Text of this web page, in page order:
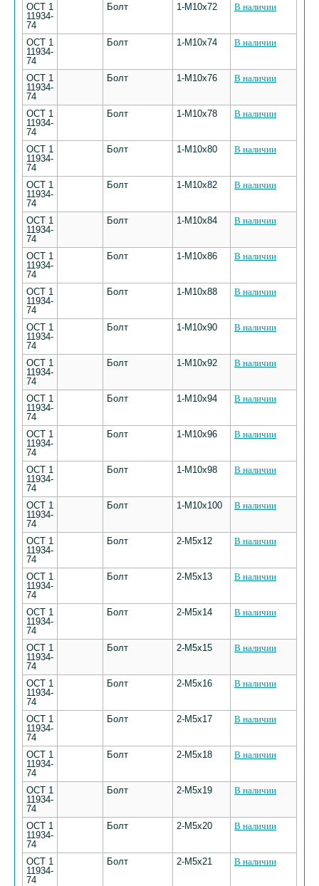
ОСТ 1
11934-
74
Болт 1-М10х72 В наличии
ОСТ 1
11934-
74
Болт 1-М10х74 В наличии
ОСТ 1
11934-
74
Болт 1-М10х76 В наличии
ОСТ 1
11934-
74
Болт 1-М10х78 В наличии
ОСТ 1
11934-
74
Болт 1-М10х80 В наличии
ОСТ 1
11934-
74
Болт 1-М10х82 В наличии
ОСТ 1
11934-
74
Болт 1-М10х84 В наличии
ОСТ 1
11934-
74
Болт 1-М10х86 В наличии
ОСТ 1
11934-
74
Болт 1-М10х88 В наличии
ОСТ 1
11934-
74
Болт 1-М10х90 В наличии
ОСТ 1
11934-
74
Болт 1-М10х92 В наличии
ОСТ 1
11934-
74
Болт 1-М10х94 В наличии
ОСТ 1
11934-
74
Болт 1-М10х96 В наличии
ОСТ 1
11934-
74
Болт 1-М10х98 В наличии
ОСТ 1
11934-
74
Болт 1-М10х100 В наличии
ОСТ 1
11934-
74
Болт 2-М5х12 В наличии
ОСТ 1
11934-
74
Болт 2-М5х13 В наличии
ОСТ 1
11934-
74
Болт 2-М5х14 В наличии
ОСТ 1
11934-
74
Болт 2-М5х15 В наличии
ОСТ 1
11934-
74
Болт 2-М5х16 В наличии
ОСТ 1
11934-
74
Болт 2-М5х17 В наличии
ОСТ 1
11934-
74
Болт 2-М5х18 В наличии
ОСТ 1
11934-
74
Болт 2-М5х19 В наличии
ОСТ 1
11934-
74
Болт 2-М5х20 В наличии
ОСТ 1
11934-
74
Болт 2-М5х21 В наличии